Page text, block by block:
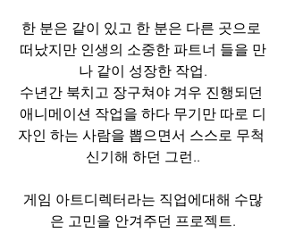
한 분은 같이 있고 한 분은 다른 곳으로
떠났지만 인생의 소중한 파트너 들을 만
나 같이 성장한 작업.
수년간 북치고 장구쳐야 겨우 진행되던
애니메이션 작업을 하다 무기만 따로 디
자인 하는 사람을 뽑으면서 스스로 무척
신기해 하던 그런..
게임 아트디렉터라는 직업에대해 수많
은 고민을 안겨주던 프로젝트.